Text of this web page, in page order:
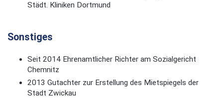
Städt. Kliniken Dortmund
Sonstiges
Seit 2014 Ehrenamtlicher Richter am Sozialgericht
Chemnitz
2013 Gutachter zur Erstellung des Mietspiegels der
Stadt Zwickau